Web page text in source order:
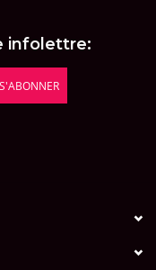
infolettre:
S'ABONNER